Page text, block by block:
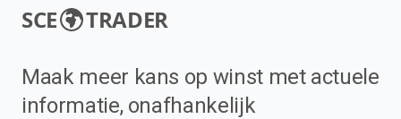
SCE TRADER
Maak meer kans op winst met actuele
informatie, onafhankelijk